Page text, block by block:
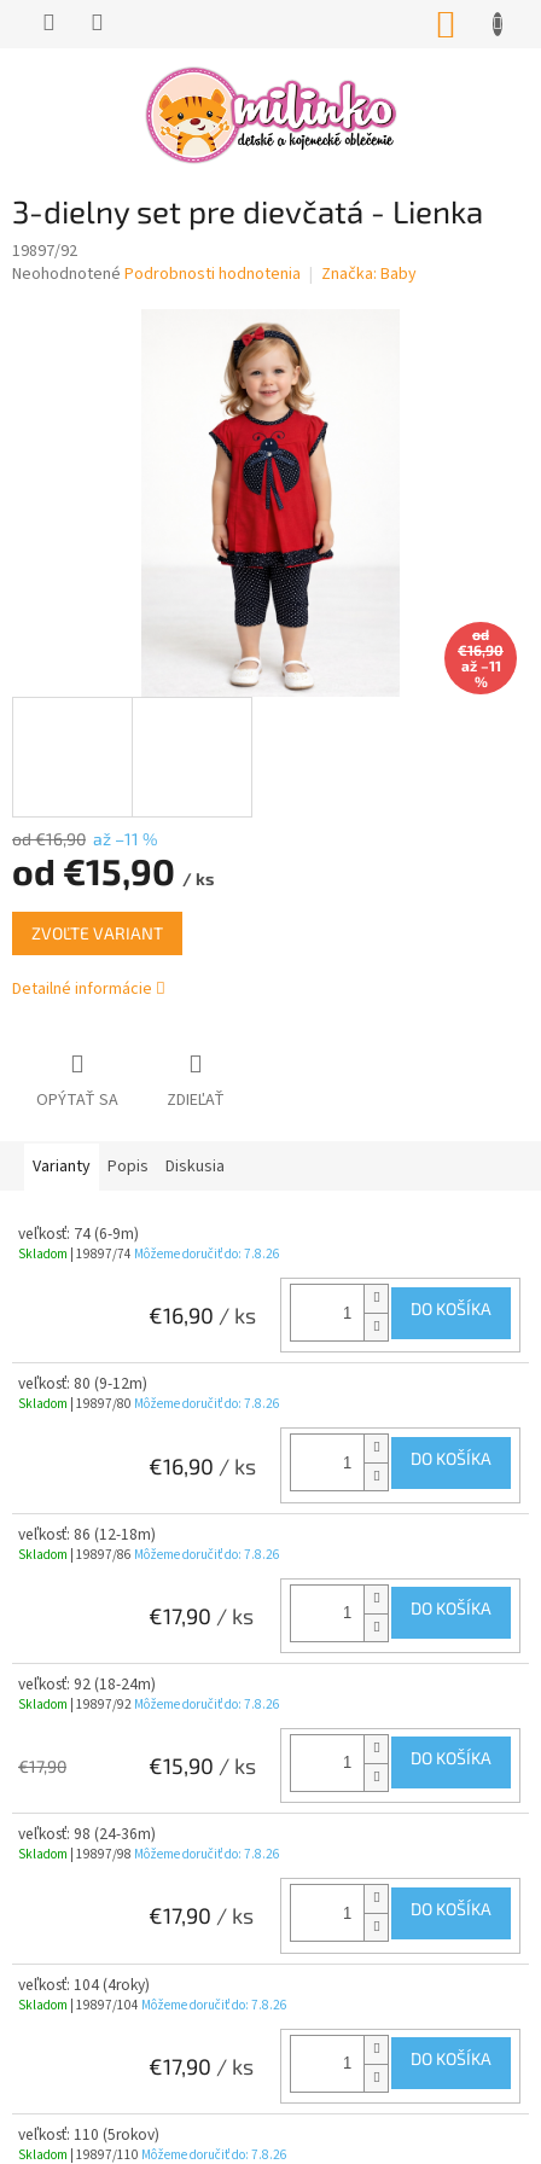
3-dielny set pre dievčatá - Lienka
19897/92
Priemerné
Neohodnotené Podrobnosti hodnotenia Značka: Baby
od
€16,90
až –11
%
od €16,90 až –11 %
od €15,90 / ks
Jednotková
cena:
ZVOĽTE VARIANT
Detailné informácie
OPÝTAŤ SA ZDIEĽAŤ
Varianty Popis Diskusia
veľkosť: 74 (6-9m)
Skladom | 19897/74 Môžeme doručiť do: 7.8.26
€16,90 / ks DO KOŠÍKA
veľkosť: 80 (9-12m)
Skladom | 19897/80 Môžeme doručiť do: 7.8.26
€16,90 / ks DO KOŠÍKA
veľkosť: 86 (12-18m)
Skladom | 19897/86 Môžeme doručiť do: 7.8.26
€17,90 / ks DO KOŠÍKA
veľkosť: 92 (18-24m)
Skladom | 19897/92 Môžeme doručiť do: 7.8.26
€17,90 €15,90 / ks DO KOŠÍKA
veľkosť: 98 (24-36m)
Skladom | 19897/98 Môžeme doručiť do: 7.8.26
€17,90 / ks DO KOŠÍKA
veľkosť: 104 (4roky)
Skladom | 19897/104 Môžeme doručiť do: 7.8.26
€17,90 / ks DO KOŠÍKA
veľkosť: 110 (5rokov)
Skladom | 19897/110 Môžeme doručiť do: 7.8.26